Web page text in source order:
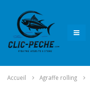
Accueil Agraffe rolling